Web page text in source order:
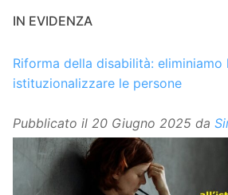
IN EVIDENZA
Riforma della disabilità:
istituzionalizzare le persone
Pubblicato il 20 Giugno 2025 da